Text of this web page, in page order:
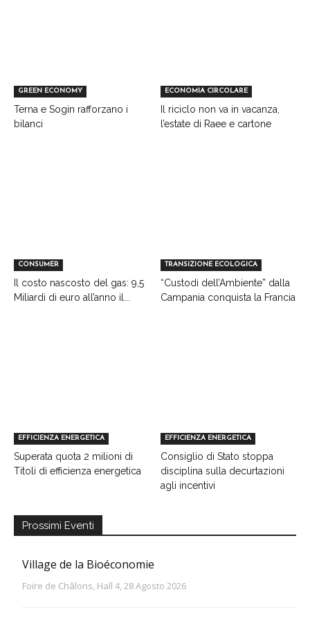
GREEN ECONOMY
Terna e Sogin rafforzano i
bilanci
ECONOMIA CIRCOLARE
Il riciclo non va in vacanza,
l’estate di Raee e cartone
CONSUMER
Il costo nascosto del gas: 9,5
Miliardi di euro all’anno il...
TRANSIZIONE ECOLOGICA
“Custodi dell’Ambiente” dalla
Campania conquista la Francia
EFFICIENZA ENERGETICA
Superata quota 2 milioni di
Titoli di efficienza energetica
EFFICIENZA ENERGETICA
Consiglio di Stato stoppa
disciplina sulla decurtazioni
agli incentivi
Prossimi Eventi
Village de la Bioéconomie
Foire de Châlons, Hall 4, 28 Agosto 2026